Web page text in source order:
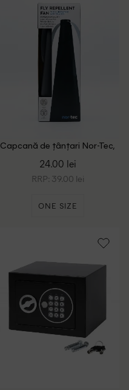
Capcană de țânțari Nor-Tec,
24.00 lei
RRP: 39.00 lei
ONE SIZE